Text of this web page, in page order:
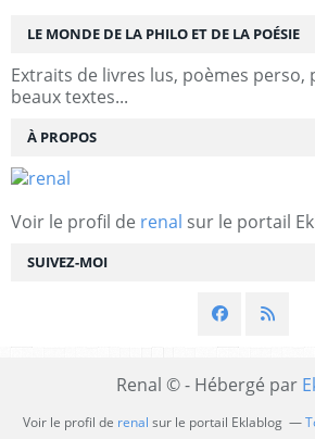
SUIVEZ-MOI
LE MONDE DE LA PHILO ET DE LA POÉSIE
Extraits de livres lus, poèmes perso,
beaux textes...
À PROPOS
Voir le profil de renal sur le portail
Renal © - Hébergé par
Voir le profil de renal sur le portail Eklablog